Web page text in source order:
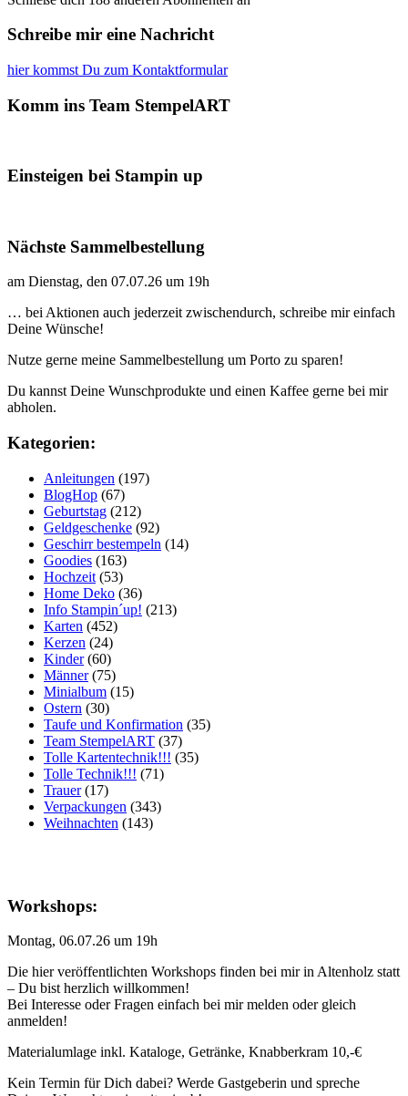
Schreibe mir eine Nachricht
hier kommst Du zum Kontaktformular
Komm ins Team StempelART
Einsteigen bei Stampin up
Nächste Sammelbestellung
am Dienstag, den 07.07.26 um 19h
… bei Aktionen auch jederzeit zwischendurch, schreibe mir einfach
Deine Wünsche!
Nutze gerne meine Sammelbestellung um Porto zu sparen!
Du kannst Deine Wunschprodukte und einen Kaffee gerne bei mir
abholen.
Kategorien:
Anleitungen (197)
BlogHop (67)
Geburtstag (212)
Geldgeschenke (92)
Geschirr bestempeln (14)
Goodies (163)
Hochzeit (53)
Home Deko (36)
Info Stampin´up! (213)
Karten (452)
Kerzen (24)
Kinder(60)
Männer(75)
Minialbum (15)
Ostern (30)
Taufe und Konfirmation (35)
Team StempelART (37)
Tolle Kartentechnik!!! (35)
Tolle Technik!!! (71)
Trauer(17)
Verpackungen (343)
Weihnachten (143)
Workshops:
Montag, 06.07.26 um 19h
Die hier veröffentlichten Workshops finden bei mir in Altenholz statt
– Du bist herzlich willkommen!
Bei Interesse oder Fragen einfach bei mir melden oder gleich
anmelden!
Materialumlage inkl. Kataloge, Getränke, Knabberkram 10,-€
Kein Termin für Dich dabei? Werde Gastgeberin und spreche